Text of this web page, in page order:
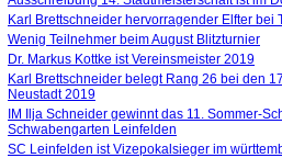
Karl Brettschneider hervorragender Elfter bei
Wenig Teilnehmer beim August Blitzturnier
Dr. Markus Kottke ist Vereinsmeister 2019
Karl Brettschneider belegt Rang 26 bei den
Neustadt 2019
IM Ilja Schneider gewinnt das 11. Sommer-
Schwabengarten Leinfelden
SC Leinfelden ist Vizepokalsieger im